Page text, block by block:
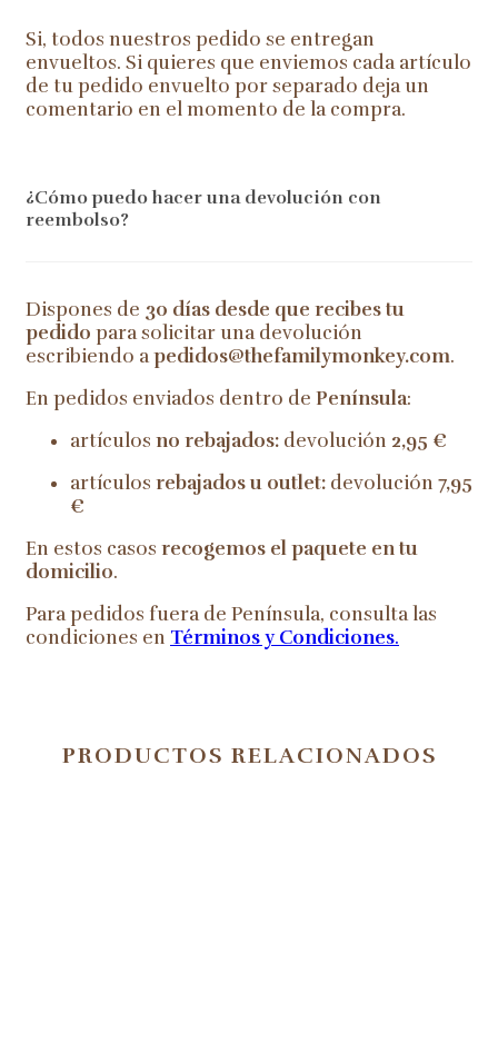
Si, todos nuestros pedido se entregan
envueltos. Si quieres que enviemos cada artículo
de tu pedido envuelto por separado deja un
comentario en el momento de la compra.
¿Cómo puedo hacer una devolución con
reembolso?
Dispones de 30 días desde que recibes tu
pedido para solicitar una devolución
escribiendo apedidos@thefamilymonkey.com.
En pedidos enviados dentro de Península:
artículos no rebajados: devolución 2,95 €
artículos rebajados u outlet: devolución 7,95
€
En estos casos recogemos el paquete en tu
domicilio.
Para pedidos fuera de Península, consulta las
condiciones en Términos y Condiciones.
PRODUCTOS RELACIONADOS